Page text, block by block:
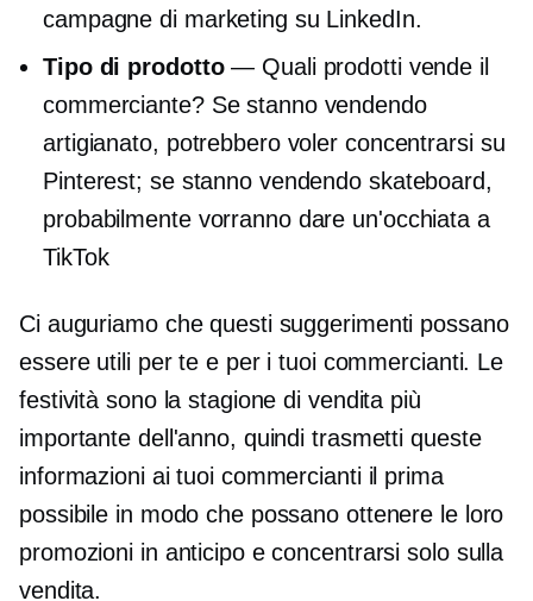
campagne di marketing su LinkedIn.
Tipo di prodotto— Quali prodotti vende il
commerciante? Se stanno vendendo
artigianato, potrebbero voler concentrarsi su
Pinterest; se stanno vendendo skateboard,
probabilmente vorranno dare un'occhiata a
TikTok
Ci auguriamo che questi suggerimenti possano
essere utili per te e per i tuoi commercianti. Le
festività sono la stagione di vendita più
importante dell'anno, quindi trasmetti queste
informazioni ai tuoi commercianti il ​​prima
possibile in modo che possano ottenere le loro
promozioni in anticipo e concentrarsi solo sulla
vendita.